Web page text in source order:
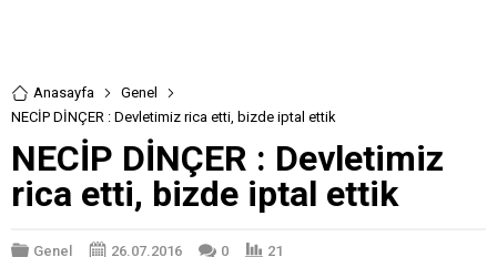
Anasayfa
Genel
NECİP DİNÇER : Devletimiz rica etti, bizde iptal ettik
NECİP DİNÇER : Devletimiz
rica etti, bizde iptal ettik
Genel 26.07.2016 0
21